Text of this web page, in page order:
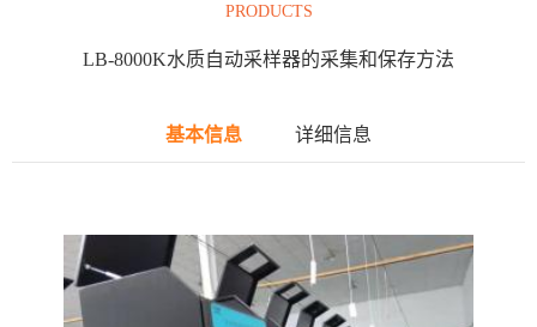
PRODUCTS
LB-8000K水质自动采样器的采集和保存方法
基本信息 详细信息